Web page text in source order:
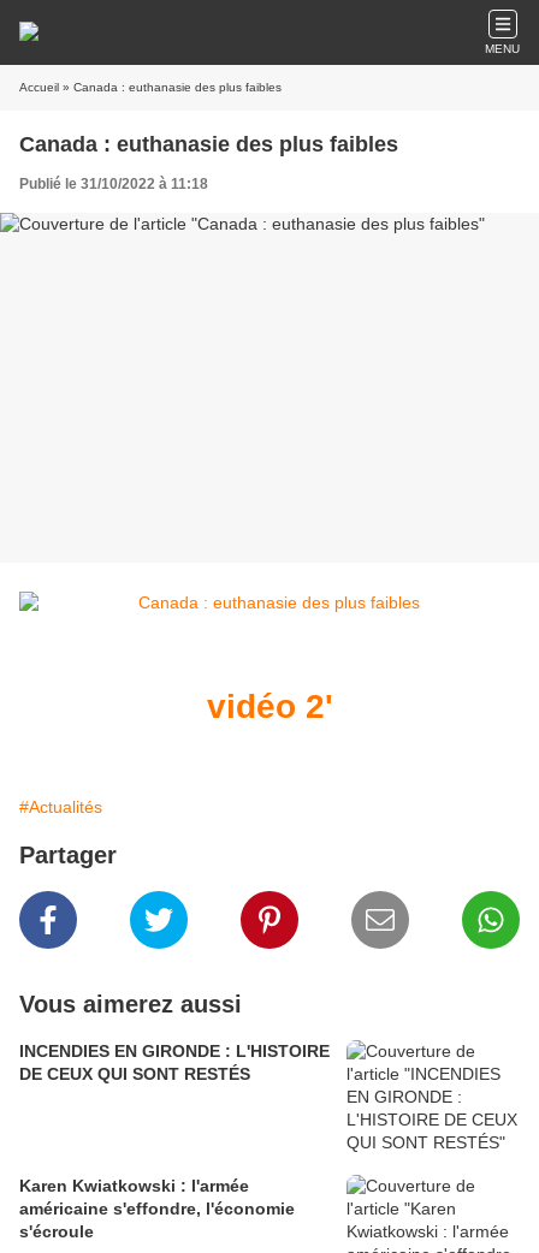
MENU
Accueil » Canada : euthanasie des plus faibles
Canada : euthanasie des plus faibles
Publié le 31/10/2022 à 11:18
vidéo 2'
#Actualités
Partager
Vous aimerez aussi
INCENDIES EN GIRONDE : L'HISTOIRE
DE CEUX QUI SONT RESTÉS
Karen Kwiatkowski : l'armée
américaine s'effondre, l'économie
s'écroule